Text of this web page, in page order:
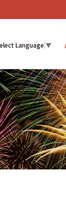
Language▼